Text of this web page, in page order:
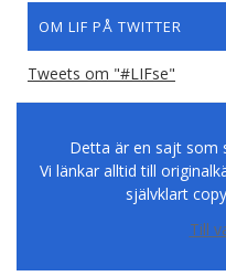
OM LIF PÅ TWITTER
Tweets om "#LIFse"
Detta är en sajt som
Vi länkar alltid till
självklart
Till